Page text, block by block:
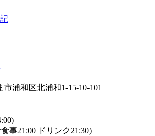
市浦和区北浦和1-15-10-101
事21:00 ドリンク21:30)